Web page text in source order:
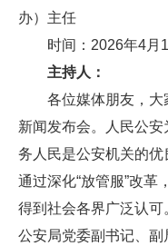
办）主任
时间：2026年4月
主持人：
各位媒体朋友，
新闻发布会。人民公
务人民是公安机关的
通过深化“放管服”改革
得到社会各界广泛认
公安局党委副书记、